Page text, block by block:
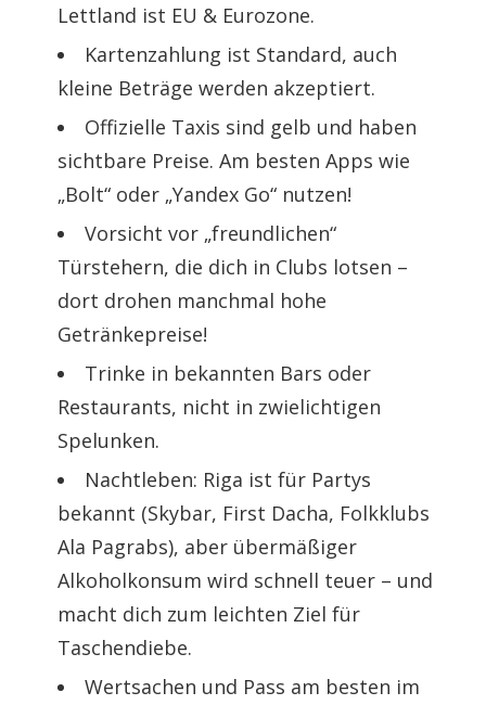
Lettland ist EU & Eurozone.
Kartenzahlung ist Standard, auch
kleine Beträge werden akzeptiert.
Offizielle Taxis sind gelb und haben
sichtbare Preise. Am besten Apps wie
„Bolt“ oder „Yandex Go“ nutzen!
Vorsicht vor „freundlichen“
Türstehern, die dich in Clubs lotsen –
dort drohen manchmal hohe
Getränkepreise!
Trinke in bekannten Bars oder
Restaurants, nicht in zwielichtigen
Spelunken.
Nachtleben: Riga ist für Partys
bekannt (Skybar, First Dacha, Folkklubs
Ala Pagrabs), aber übermäßiger
Alkoholkonsum wird schnell teuer – und
macht dich zum leichten Ziel für
Taschendiebe.
Wertsachen und Pass am besten im